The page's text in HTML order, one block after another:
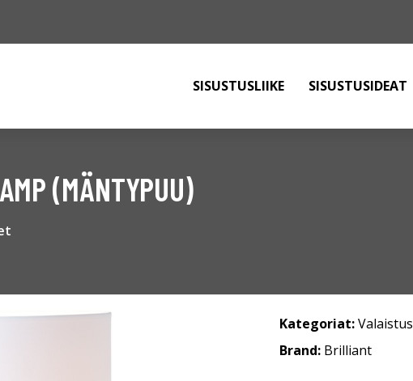
SISUSTUSLIIKE SISUSTUSIDEAT
(MÄNTYPUU)
Kategoriat:Valaistus
Brand: Brilliant